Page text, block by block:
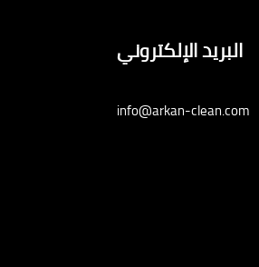
البريد الإلكتروني
info@arkan-clean.com